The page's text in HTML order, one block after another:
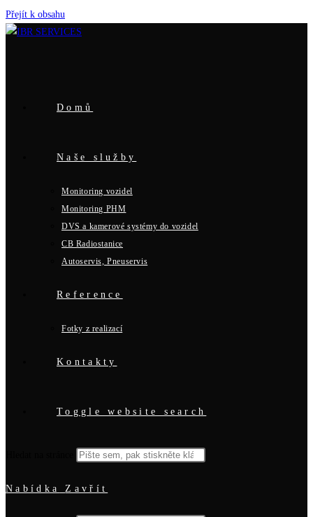
Přejít k obsahu
Domů
Naše služby
Monitoring vozidel
Monitoring PHM
DVS a kamerové systémy do vozidel
CB Radiostanice
Autoservis, Pneuservis
Reference
Fotky z realizací
Kontakty
Toggle website search
Nabídka Zavřít